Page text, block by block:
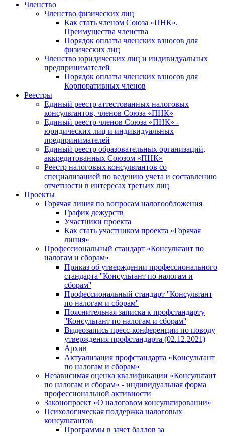
Членство
Членство физических лиц
Как стать членом Союза «ПНК».
Преимущества членства
Порядок оплаты членских взносов для
физических лиц
Членство юридических лиц и индивидуальных
предпринимателей
Порядок оплаты членских взносов для
Корпоративных членов
Реестры
Единый реестр аттестованных налоговых
консультантов, членов Союза «ПНК»
Единый реестр членов Союза «ПНК» -
юридических лиц и индивидуальных
предпринимателей
Единый реестр образовательных организаций,
аккредитованных Союзом «ПНК»
Реестр налоговых консультантов со
специализацией по ведению учета и составлению
отчетности в интересах третьих лиц
Проекты
Горячая линия по вопросам налогообложения
График дежурств
Участники проекта
Как стать участником проекта «Горячая
линия»
Профессиональный стандарт «Консультант по
налогам и сборам»
Приказ об утверждении профессионального
стандарта ''Консультант по налогам и
сборам''
Профессиональный стандарт ''Консультант
по налогам и сборам''
Пояснительная записка к профстандарту
''Консультант по налогам и сборам''
Видеозапись пресс-конференции по поводу
утверждения профстандарта (02.12.2021)
Архив
Актуализация профстандарта «Консультант
по налогам и сборам»
Независимая оценка квалификации «Консультант
по налогам и сборам» - индивидуальная форма
профессиональной активности
Законопроект «О налоговом консультировании»
Психологическая поддержка налоговых
консультантов
Программы в зачет баллов за